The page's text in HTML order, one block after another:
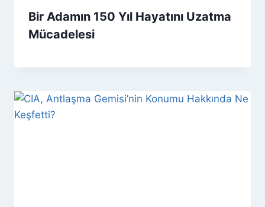
Bir Adamın 150 Yıl Hayatını Uzatma
Mücadelesi